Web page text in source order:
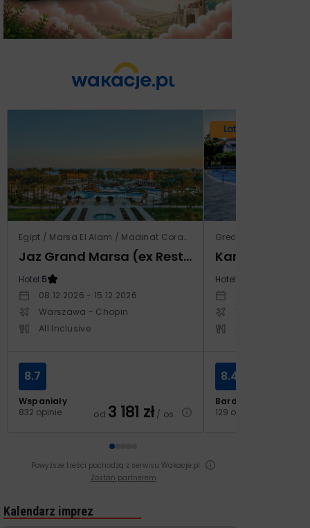
Egipt / Marsa El Alam / Madinat Coraya
Jaz Grand Marsa (ex Resta Grand Resort)
Hotel:5
08.12.2026 - 15.12.2026
Warszawa - Chopin
All Inclusive
Wspaniały
832 opinie
8.7
od 3 181 zł/ os.
Lato 2026
Grecja / Samos /
Kampos
Hotel:
Warszawa -
Bardzo dobry
129 opinii
8.4
Powyższe treści pochodzą z serwisu Wakacje.pl
Zostań partnerem
Kalendarz imprez